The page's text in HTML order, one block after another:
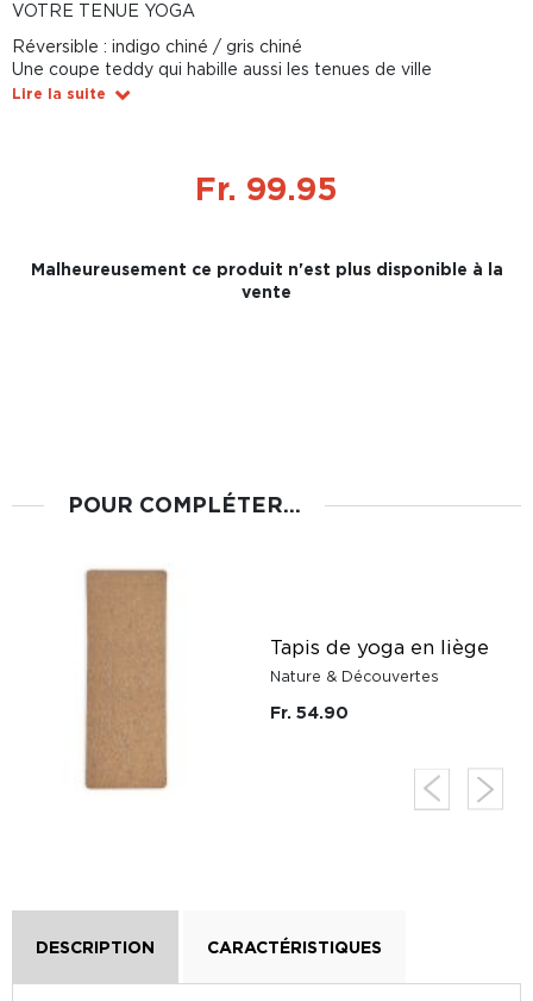
VOTRE TENUE YOGA
Réversible : indigo chiné / gris chiné
Une coupe teddy qui habille aussi les tenues de ville
Lire la suite
Fr. 99.95
Malheureusement ce produit n'est plus disponible à la
vente
POUR COMPLÉTER...
Tapis de yoga en liège
Nature & Découvertes
Fr. 54.90
DESCRIPTION CARACTÉRISTIQUES